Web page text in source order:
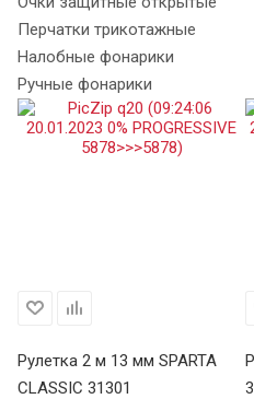
Перчатки трикотажные
Налобные фонарики
Ручные фонарики
Рулетка 2 м 13 мм SPARTA
CLASSIC 31301